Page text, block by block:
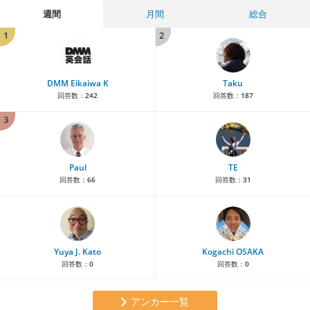
週間 月間
総合
1
DMM Eikaiwa K
回答数： 242
2
Taku
回答数： 187
3
Paul
回答数： 66
TE
回答数： 31
Yuya J. Kato
回答数： 0
Kogachi OSAKA
回答数： 0
アンカー一覧